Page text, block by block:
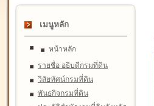
เมนูหลัก
หน้าหลัก
รายชื่อ อธิบดีกรมที่ดิน
วิสัยทัศน์กรมที่ดิน
พันธกิจกรมที่ดิน